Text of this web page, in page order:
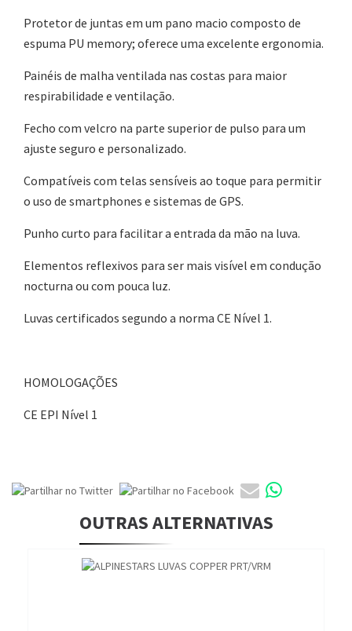
Protetor de juntas em um pano macio composto de
espuma PU memory; oferece uma excelente ergonomia.
Painéis de malha ventilada nas costas para maior
respirabilidade e ventilação.
Fecho com velcro na parte superior de pulso para um
ajuste seguro e personalizado.
Compatíveis com telas sensíveis ao toque para permitir
o uso de smartphones e sistemas de GPS.
Punho curto para facilitar a entrada da mão na luva.
Elementos reflexivos para ser mais visível em condução
nocturna ou com pouca luz.
Luvas certificados segundo a norma CE Nível 1.
HOMOLOGAÇÕES
CE EPI Nível 1
OUTRAS ALTERNATIVAS